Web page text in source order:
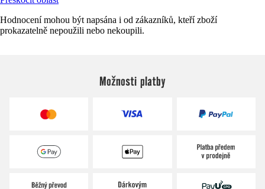
Hodnocení mohou být napsána i od zákazníků, kteří zboží
prokazatelně nepoužili nebo nekoupili.
Možnosti platby